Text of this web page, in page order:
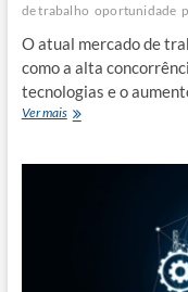
de trabalho oportunidade
O atual mercado de
como a alta
tecnologias e o
Ver maisO